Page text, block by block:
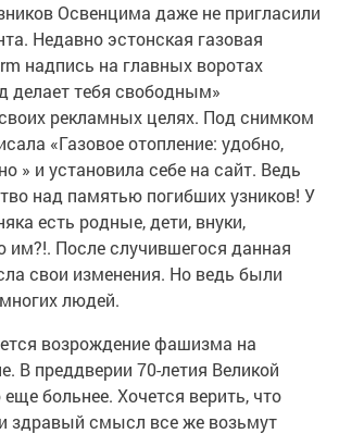
Освенцима даже не пригласили
Недавно эстонская газовая
надпись на главных воротах
делает тебя свободным»
рекламных целях. Под снимком
«Газовое отопление: удобно,
» и установила себе на сайт. Ведь
над памятью погибших узников! У
есть родные, дети, внуки,
им?!. После случившегося данная
свои изменения. Но ведь были
людей.
возрождение фашизма на
В преддверии 70-летия Великой
больнее. Хочется верить, что
здравый смысл все же возьмут